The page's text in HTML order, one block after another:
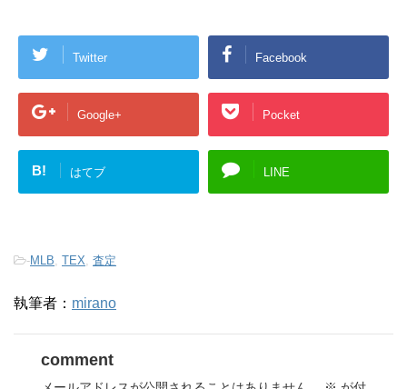
Twitter Facebook
Google+ Pocket
B! はてブ LINE
-MLB, TEX, 査定
執筆者： mirano
comment